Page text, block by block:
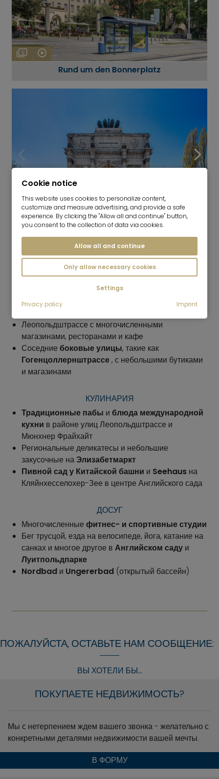
5
Rund um den Bonnerplatz
7
Schwabing - Leopoldstrasse
Леопольдштрассе с многочисленными
магазинами, ресторанами и кафе
Соседние боковые улицы, такие как
Гогенцоллернштрассе, с небольшими бутиками
и магазинами
КУЛИНАРИЯ
Традиционные пабы и блюда международной
кухни в районе улиц Леопольдштрассе и
Мюнхнер Фрайхайт
Региональные деликатесы и небольшие
закусочные наЭлизабетмаркт
Пивной сад у Китайской башни и Seehaus на
Кляйнхесселохер-Зее в центре Английского сада
ДОСУГ
Многочисленные фитнес- и спортивные студии
Бег трусцой, езда на велосипеде, йога, катание на
санках и многое другое в Английском саду и
Луитпольдпарке
Nordbad и Ungererbad (открытый бассейн)
ПОЖАЛУЙСТА, ОСТАВЬТЕ НАМ СООБЩЕНИЕ:
ВЫ ХОТЕЛИ БЫ...
ПОКУПАЕТЕ НЕДВИЖИМОСТЬ?
Мы с нетерпением ждем вашего звонка - желательно с
конкретными деталями недвижимости вашей мечты.
В ФОРМУ
Cookie notice
This website uses cookies to personalize content,
customize and measure advertising, and provide a safe
experience. By clicking the "Allow all and continue" button,
you consent to the collection of data via cookies.
Allow all and continue
Only allow necessary cookies
Settings
Privacy policy
Imprint